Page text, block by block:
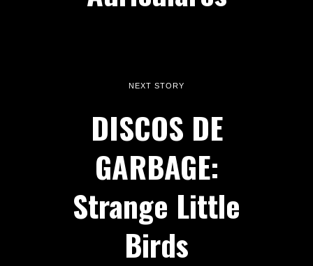
NEXT STORY
DISCOS DE
GARBAGE:
Strange Little
Birds